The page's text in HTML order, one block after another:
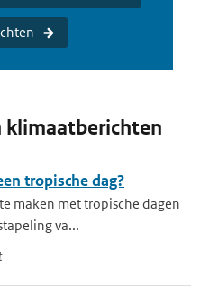
klimaatberichten
tropische dag?
maken met tropische dagen
va...